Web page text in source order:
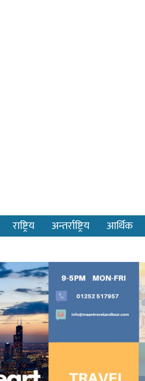
राष्ट्रिय अन्तर्राष्ट्रिय आर्थिक